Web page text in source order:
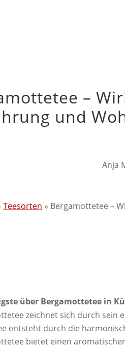
–
und
Anja
Teesorten » Bergamottetee –
über Bergamottetee in
zeichnet sich durch sein
entsteht durch die
bietet einen